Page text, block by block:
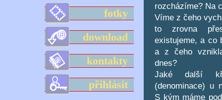
fotky
download
kontakty
přihlásit
rozcházíme? Na
Víme z čeho
to zrovna
existujeme, a co
a z čeho
dnes?
Jaké další
(denominace) u
S kým máme